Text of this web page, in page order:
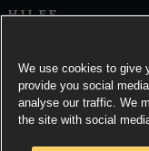
HILFE
Informationen zu
We use cookies to give
provide you social
analyse our traffic. We
the site with social